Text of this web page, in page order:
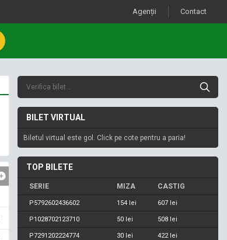
Agenții Contact
BILET VIRTUAL
Biletul virtual este gol. Click pe cote pentru a paria!
TOP BILETE
SERIE MIZA CASTIG
P5792602436602 154 lei 607 lei
P1028702123710 50 lei 508 lei
P7291202224774 30 lei 422 lei